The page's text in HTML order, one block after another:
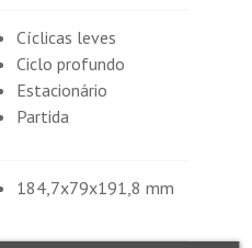
Cíclicas leves
Ciclo profundo
Estacionário
Partida
184,7x79x191,8 mm